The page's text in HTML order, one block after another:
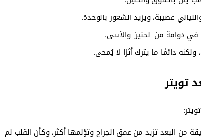
عصيبة، ويزيد الشعور بالوحدة.
في دوامة من الحنين والأسى.
ولكنه دائمًا ما يترك أثرًا لا يُمحى.
تويتر
من البعد تزيد من عمق الجراح وتؤلمها أكثر، وكأن القلب لم